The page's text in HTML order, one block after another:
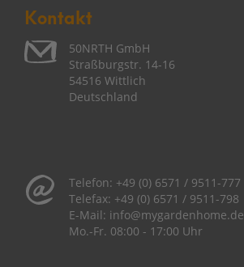
Kontakt
50NRTH GmbH
Straßburgstr. 14-16
54516 Wittlich
Deutschland
Telefon: +49 (0) 6571 / 9511-777
Telefax: +49 (0) 6571 / 9511-798
E-Mail: info@mygardenhome.de
Mo.-Fr. 08:00 - 17:00 Uhr